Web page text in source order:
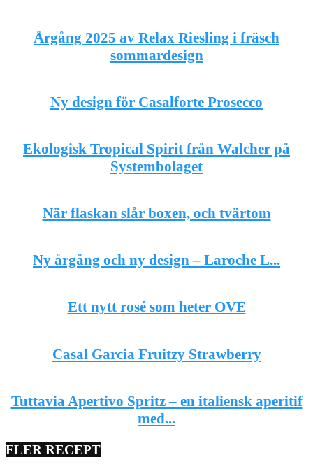
Årgång 2025 av Relax Riesling i fräsch
sommardesign
Ny design för Casalforte Prosecco
Ekologisk Tropical Spirit från Walcher på
Systembolaget
När flaskan slår boxen, och tvärtom
Ny årgång och ny design – Laroche L...
Ett nytt rosé som heter OVE
Casal Garcia Fruitzy Strawberry
Tuttavia Apertivo Spritz – en italiensk aperitif
med...
FLER RECEPT